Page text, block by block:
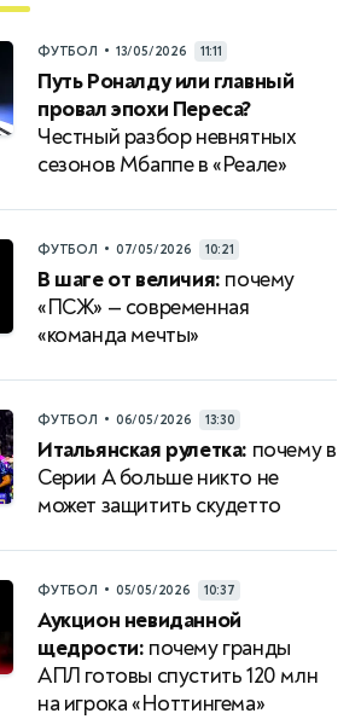
ФУТБОЛ • 13/05/2026 11:11
Путь Роналду или главный
провал эпохи Переса?
Честный разбор невнятных
сезонов Мбаппе в «Реале»
ФУТБОЛ • 07/05/2026 10:21
В шаге от величия: почему
«ПСЖ» — современная
«команда мечты»
ФУТБОЛ • 06/05/2026 13:30
Итальянская рулетка: почему в
Серии A больше никто не
может защитить скудетто
ФУТБОЛ • 05/05/2026 10:37
Аукцион невиданной
щедрости: почему гранды
АПЛ готовы спустить 120 млн
на игрока «Ноттингема»